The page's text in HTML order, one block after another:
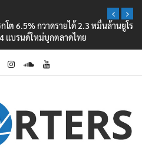
ต 6.5% กวาดรายได้ 2.3 หมื่นล้านยูโร
แบรนด์ใหม่บุกตลาดไทย